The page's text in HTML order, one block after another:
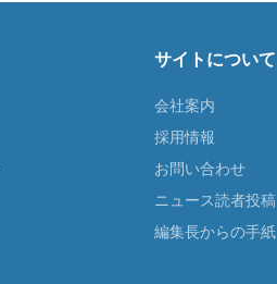
サイトについて
会社案内
採用情報
お問い合わせ
ニュース読者投稿
編集長からの手紙